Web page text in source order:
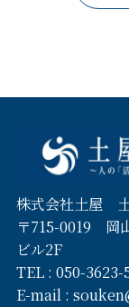
株式会社土屋
〒715-0019 岡
ビル2F
TEL : 050-3623-
E-mail :